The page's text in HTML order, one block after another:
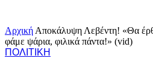
Αρχική Αποκάλυψη Λεβέντη! «Θα
φάμε ψάρια, φιλικά πάντα!» (vid)
ΠΟΛΙΤΙΚΗ